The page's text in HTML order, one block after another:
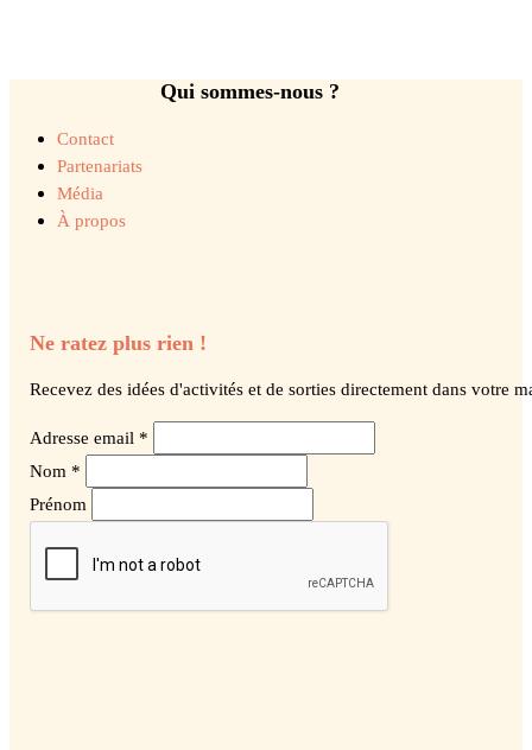
Qui sommes-nous ?
Contact
Partenariats
Média
À propos
Ne ratez plus rien !
Recevez des idées d'activités et de sorties directement dans votre
Adresse email *
Nom *
Prénom